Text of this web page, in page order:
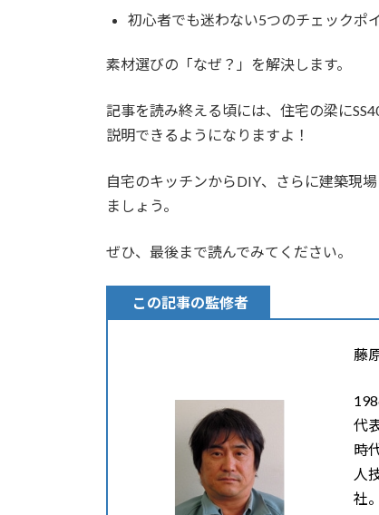
初心者でも迷わない5つのチェックポ
素材選びの「なぜ？」を解決します。
記事を読み終える頃には、住宅の梁に
説明できるようになりますよ！
自宅のキッチンからDIY、さらに建築現
ましょう。
ぜひ、最後まで読んでみてください。
この記事の監修者
藤
代
時
人
社。